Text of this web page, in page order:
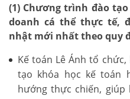
(1) Chương trình đào
doanh cá thể thực tế,
nhật mới nhất theo quy
Kế toán Lê Ánh tổ
tạo khóa học kế toán
hướng thực chiến,